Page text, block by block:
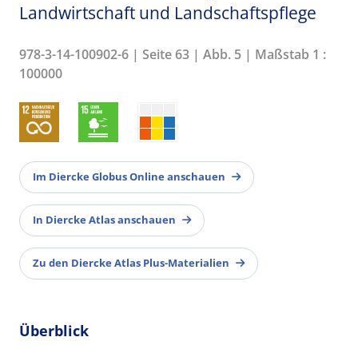
Landwirtschaft und Landschaftspflege
978-3-14-100902-6 | Seite 63 | Abb. 5 | Maßstab 1 :
100000
Im Diercke Globus Online anschauen
In Diercke Atlas anschauen
Zu den Diercke Atlas Plus-Materialien
Überblick